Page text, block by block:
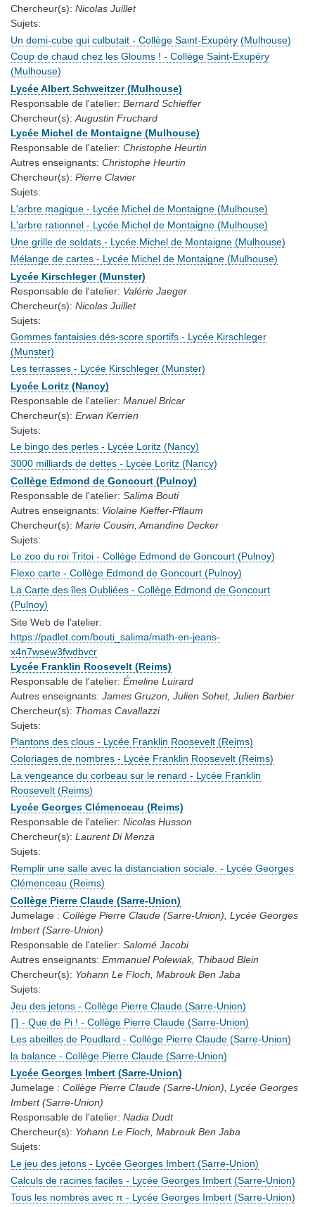
Chercheur(s): Nicolas Juillet
Sujets:
Un demi-cube qui culbutait - Collège Saint-Exupéry (Mulhouse)
Coup de chaud chez les Gloums ! - Collège Saint-Exupéry
(Mulhouse)
Lycée Albert Schweitzer (Mulhouse)
Responsable de l'atelier: Bernard Schieffer
Chercheur(s): Augustin Fruchard
Lycée Michel de Montaigne (Mulhouse)
Responsable de l'atelier: Christophe Heurtin
Autres enseignants: Christophe Heurtin
Chercheur(s): Pierre Clavier
Sujets:
L'arbre magique - Lycée Michel de Montaigne (Mulhouse)
L'arbre rationnel - Lycée Michel de Montaigne (Mulhouse)
Une grille de soldats - Lycée Michel de Montaigne (Mulhouse)
Mélange de cartes - Lycée Michel de Montaigne (Mulhouse)
Lycée Kirschleger (Munster)
Responsable de l'atelier: Valérie Jaeger
Chercheur(s): Nicolas Juillet
Sujets:
Gommes fantaisies dés-score sportifs - Lycée Kirschleger
(Munster)
Les terrasses - Lycée Kirschleger (Munster)
Lycée Loritz (Nancy)
Responsable de l'atelier: Manuel Bricar
Chercheur(s): Erwan Kerrien
Sujets:
Le bingo des perles - Lycée Loritz (Nancy)
3000 milliards de dettes - Lycée Loritz (Nancy)
Collège Edmond de Goncourt (Pulnoy)
Responsable de l'atelier: Salima Bouti
Autres enseignants: Violaine Kieffer-Pflaum
Chercheur(s): Marie Cousin, Amandine Decker
Sujets:
Le zoo du roi Tritoi - Collège Edmond de Goncourt (Pulnoy)
Flexo carte - Collège Edmond de Goncourt (Pulnoy)
La Carte des îles Oubliées - Collège Edmond de Goncourt
(Pulnoy)
Site Web de l'atelier:
https://padlet.com/bouti_salima/math-en-jeans-
x4n7wsew3fwdbvcr
Lycée Franklin Roosevelt (Reims)
Responsable de l'atelier: Émeline Luirard
Autres enseignants: James Gruzon, Julien Sohet, Julien Barbier
Chercheur(s): Thomas Cavallazzi
Sujets:
Plantons des clous - Lycée Franklin Roosevelt (Reims)
Coloriages de nombres - Lycée Franklin Roosevelt (Reims)
La vengeance du corbeau sur le renard - Lycée Franklin
Roosevelt (Reims)
Lycée Georges Clémenceau (Reims)
Responsable de l'atelier: Nicolas Husson
Chercheur(s): Laurent Di Menza
Sujets:
Remplir une salle avec la distanciation sociale. - Lycée Georges
Clémenceau (Reims)
Collège Pierre Claude (Sarre-Union)
Jumelage : Collège Pierre Claude (Sarre-Union), Lycée Georges
Imbert (Sarre-Union)
Responsable de l'atelier: Salomé Jacobi
Autres enseignants: Emmanuel Polewiak, Thibaud Blein
Chercheur(s): Yohann Le Floch, Mabrouk Ben Jaba
Sujets:
Jeu des jetons - Collège Pierre Claude (Sarre-Union)
∏ - Que de Pi ! - Collège Pierre Claude (Sarre-Union)
Les abeilles de Poudlard - Collège Pierre Claude (Sarre-Union)
la balance - Collège Pierre Claude (Sarre-Union)
Lycée Georges Imbert (Sarre-Union)
Jumelage : Collège Pierre Claude (Sarre-Union), Lycée Georges
Imbert (Sarre-Union)
Responsable de l'atelier: Nadia Dudt
Chercheur(s): Yohann Le Floch, Mabrouk Ben Jaba
Sujets:
Le jeu des jetons - Lycée Georges Imbert (Sarre-Union)
Calculs de racines faciles - Lycée Georges Imbert (Sarre-Union)
Tous les nombres avec π - Lycée Georges Imbert (Sarre-Union)